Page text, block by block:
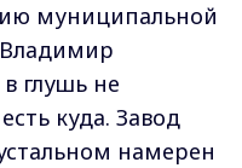
муниципальной
глушь не
куда. Завод
намерен